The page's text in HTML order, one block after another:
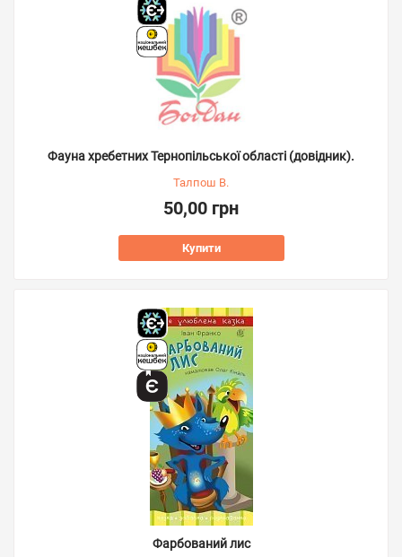
Фауна хребетних Тернопільської області (довідник).
Талпош В.
50,00 грн
Купити
Фарбований лис